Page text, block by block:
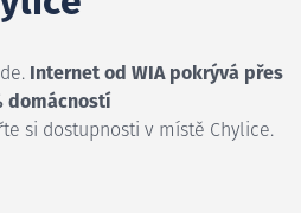
Internet od WIA pokrývá přes
domácností
si dostupnosti v místě Chylice.